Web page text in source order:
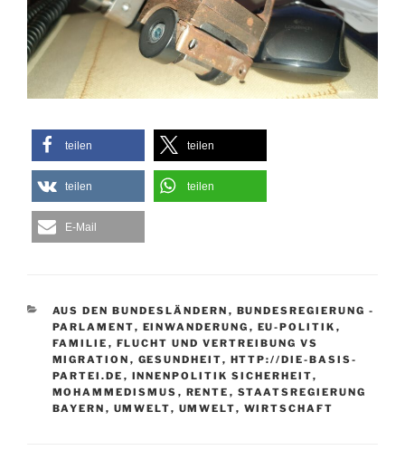
teilen teilen
teilen teilen
E-Mail
KATEGORIEN
AUS DEN BUNDESLÄNDERN , BUNDESREGIERUNG -
PARLAMENT, EINWANDERUNG , EU-POLITIK ,
FAMILIE , FLUCHT UND VERTREIBUNG VS
MIGRATION , GESUNDHEIT, HTTP://DIE-BASIS-
PARTEI.DE , INNENPOLITIK SICHERHEIT,
MOHAMMEDISMUS , RENTE , STAATSREGIERUNG
BAYERN , UMWELT, UMWELT, WIRTSCHAFT